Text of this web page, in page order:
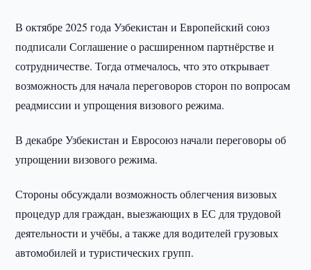
В октябре 2025 года Узбекистан и Европейский союз
подписали Соглашение о расширенном партнёрстве и
сотрудничестве. Тогда отмечалось, что это открывает
возможность для начала переговоров сторон по вопросам
реадмиссии и упрощения визового режима.
В декабре Узбекистан и Евросоюз начали переговоры об
упрощении визового режима.
Стороны обсуждали возможность облегчения визовых
процедур для граждан, выезжающих в ЕС для трудовой
деятельности и учёбы, а также для водителей грузовых
автомобилей и туристических групп.